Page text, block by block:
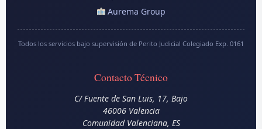
Aurema Group
Todos los servicios bajo supervisión de Perito Judicial Colegiado Exp. 0161
Contacto Técnico
C/ Fuente de San Luis, 17, Bajo
46006 Valencia
Comunidad Valenciana, ES